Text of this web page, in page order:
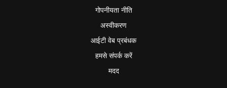
गोपनीयता नीति
अस्वीकरण
आईटी वेब प्रबंधक
हमसे संपर्क करें
मदद